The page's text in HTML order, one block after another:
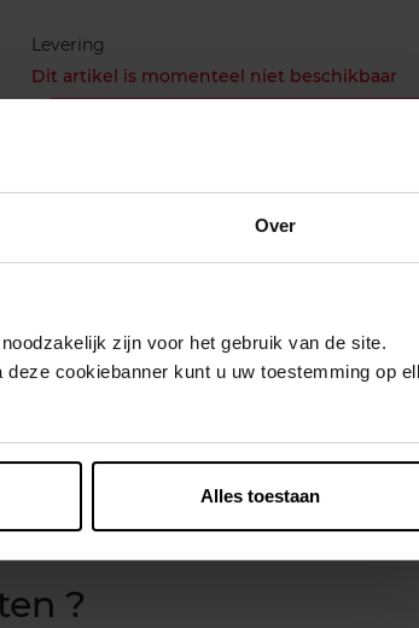
Over
zijn voor het gebruik van de site.
cookiebanner kunt u uw toestemming op
Alles toestaan
Levering
Dit artikel is momenteel niet beschikbaar
Me verwittigen wanneer het weer
Gratis levering bij aankoop van min.
Gratis retour in je winkelpunt
?